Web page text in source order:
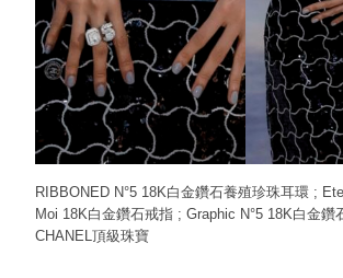
RIBBONED N°5 18K白金鑽石養殖珍珠耳環 ;
Moi 18K白金鑽石戒指 ; Graphic N°5 18K白金鑽
CHANEL頂級珠寶